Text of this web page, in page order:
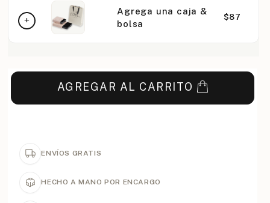
Agrega una caja &
bolsa
$87
AGREGAR AL CARRITO
ENVÍOS GRATIS
HECHO A MANO POR ENCARGO